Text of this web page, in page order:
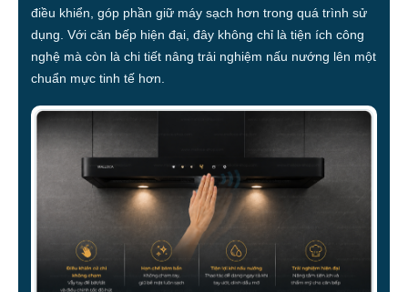
điều khiển, góp phần giữ máy sạch hơn trong quá trình sử
dụng. Với căn bếp hiện đại, đây không chỉ là tiện ích công
nghệ mà còn là chi tiết nâng trải nghiệm nấu nướng lên một
chuẩn mực tinh tế hơn.